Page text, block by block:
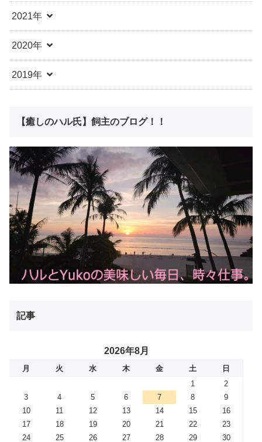
2021年
2020年
2019年
【癒しのハル氏】飼主のブログ！！
記事
2026年8月
月 火 水 木 金 土
日
1
2
3
4 5 6 7 8
9
10
11 12 13 14 15
16
17
18 19 20 21 22
23
24
25 26 27 28 29 30